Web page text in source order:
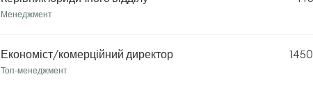
Менеджмент
Економіст/комерційний директор
Топ-менеджмент